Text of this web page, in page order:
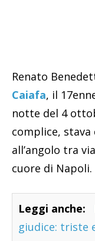
Renato
Caiafa, il
notte del 4
complice,
all’angolo tra
cuore di Napoli.
Leggi anche:
giudice: triste